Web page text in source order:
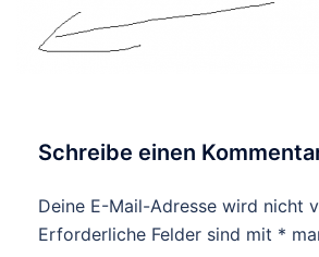
Schreibe einen
Deine E-Mail-Adresse wird nicht
Erforderliche Felder sind mit *